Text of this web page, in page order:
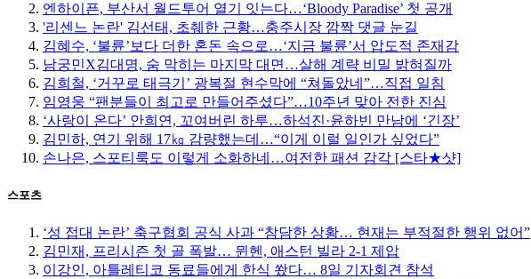
엔하이픈, 부산서 월드투어 열기 잇는다…‘Bloody Paradise’ 첫 공개
'리센느 논란' 김선태, 초췌한 근황…충주시장 깜짝 댓글 눈길
김혜수, ‘불륜’보다 더한 혼돈 속으로…‘지금 불륜’서 압도적 존재감
남궁민X김대명, 숨 막히는 마지막 대면…살해 계략 비밀 밝혀질까
김희철, ‘거꾸로 태극기’ 광복절 현수막에 “쳐돌았네”…직접 일침
임영웅 “팬분들이 최고로 만들어주셨다”…10주년 맞아 전한 진심
‘사랑이 온다’ 안희연, 꼬여버린 하루…하석진·윤하빈 만남에 ‘긴장’
김민하, 연기 위해 17㎏ 감량했는데…“이게 이럴 일인가 싶었다”
손나은, 스포티룩도 이렇게 소화하네…여전한 패션 감각 [스타★샷]
스포츠
‘성 접대 논란’ 축구협회 공식 사과 “참담한 상황… 현재는 부적절한 행위 없어”
김민재, 프리시즌 첫 골 폭발… 뮌헨, 애스턴 빌라 2-1 제압
이강인, 아틀레티코 동료들에게 한식 쐈다… 8일 기자회견 참석